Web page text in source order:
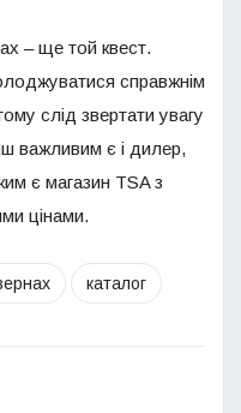
– ще той квест.
справжнім
слід звертати увагу
важливим є і дилер,
є магазин TSA з
цінами.
каталог